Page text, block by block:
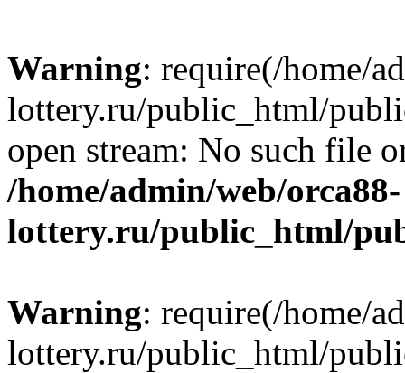
Warning: require(/home/
lottery.ru/public_html/
open stream: No such file
/home/admin/web/orca88-
lottery.ru/public_html/
Warning: require(/home/
lottery.ru/public_html/